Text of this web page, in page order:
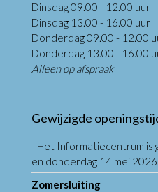
Dinsdag 09.00 - 12.00 uur
Dinsdag 13.00 - 16.00 uur
Donderdag 09.00 - 12.00
Donderdag 13.00 - 16.00
Alleen op afspraak
Gewijzigde
- Het Informatiecentrum is
en donderdag 14 mei 2026.
Zomersluiting